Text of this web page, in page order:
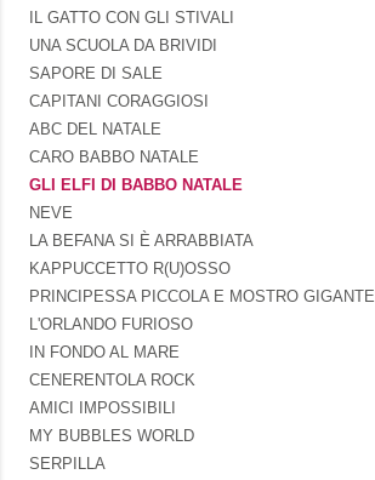
IL GATTO CON GLI STIVALI
UNA SCUOLA DA BRIVIDI
SAPORE DI SALE
CAPITANI CORAGGIOSI
ABC DEL NATALE
CARO BABBO NATALE
GLI ELFI DI BABBO NATALE
NEVE
LA BEFANA SI È ARRABBIATA
KAPPUCCETTO R(U)OSSO
PRINCIPESSA PICCOLA E MOSTRO GIGANTE
L'ORLANDO FURIOSO
IN FONDO AL MARE
CENERENTOLA ROCK
AMICI IMPOSSIBILI
MY BUBBLES WORLD
SERPILLA